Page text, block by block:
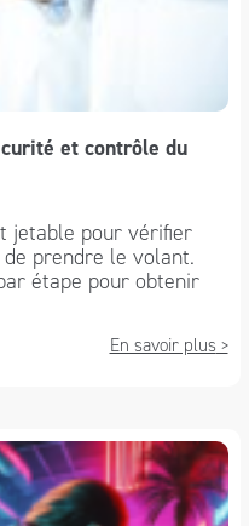
et contrôle du
jetable pour vérifier
prendre le volant.
étape pour obtenir
En savoir plus